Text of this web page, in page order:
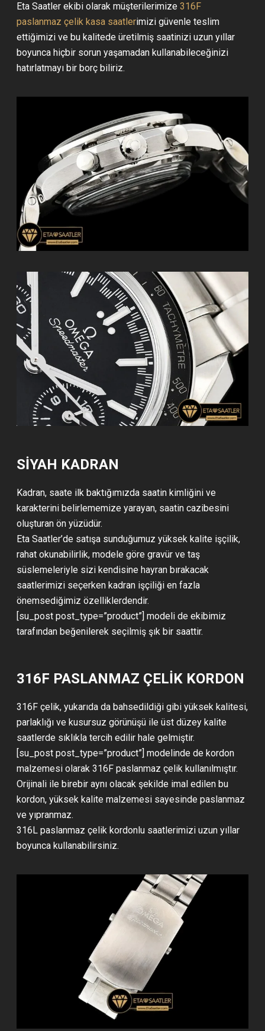
Eta Saatler ekibi olarak müşterilerimize316F
paslanmaz çelik kasa saatlerimizi güvenle teslim
ettiğimizi ve bu kalitede üretilmiş saatinizi uzun yıllar
boyunca hiçbir sorun yaşamadan kullanabileceğinizi
hatırlatmayı bir borç biliriz.
SIYAH KADRAN
Kadran, saate ilk baktığımızda saatin kimliğini ve
karakterini belirlememize yarayan, saatin cazibesini
oluşturan ön yüzüdür.
Eta Saatler’de satışa sunduğumuz yüksek kalite işçilik,
rahat okunabilirlik, modele göre gravür ve taş
süslemeleriyle sizi kendisine hayran bırakacak
saatlerimizi seçerken kadran işçiliği en fazla
önemsediğimiz özelliklerdendir.
[su_post post_type=”product”] modeli de ekibimiz
tarafından beğenilerek seçilmiş şık bir saattir.
316F PASLANMAZ ÇELİK KORDON
316F çelik, yukarıda da bahsedildiği gibi yüksek kalitesi,
parlaklığı ve kusursuz görünüşü ile üst düzey kalite
saatlerde sıklıkla tercih edilir hale gelmiştir.
[su_post post_type=”product”] modelinde de kordon
malzemesi olarak 316F paslanmaz çelik kullanılmıştır.
Orijinali ile birebir aynı olacak şekilde imal edilen bu
kordon, yüksek kalite malzemesi sayesinde paslanmaz
ve yıpranmaz.
316L paslanmaz çelik kordonlu saatlerimizi uzun yıllar
boyunca kullanabilirsiniz.